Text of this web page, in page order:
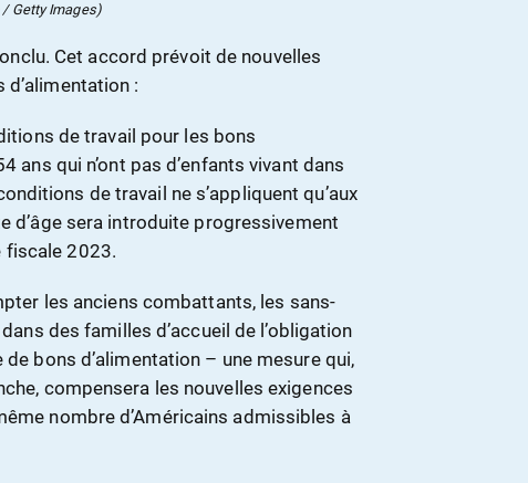
Getty Images)
Cet accord prévoit de nouvelles
:
de travail pour les bons
ans qui n’ont pas d’enfants vivant dans
de travail ne s’appliquent qu’aux
d’âge sera introduite progressivement
fiscale 2023.
les anciens combattants, les sans-
des familles d’accueil de l’obligation
bons d’alimentation – une mesure qui,
compensera les nouvelles exigences
nombre d’Américains admissibles à